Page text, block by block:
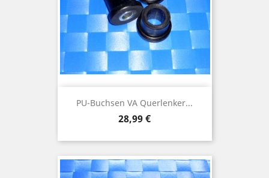
PU-Buchsen VA Querlenker...
Preis
28,99 €